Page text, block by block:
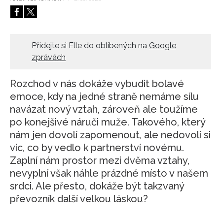
HOME
Přidejte si Elle do oblíbených na Google
zprávách
Rozchod v nás dokáže vybudit bolavé
emoce, kdy na jedné straně nemáme sílu
navázat nový vztah, zároveň ale toužíme
po konejšivé náruči muže. Takového, který
nám jen dovolí zapomenout, ale nedovolí si
víc, co by vedlo k partnerství novému.
Zaplní nám prostor mezi dvěma vztahy,
nevyplní však náhle prázdné místo v našem
srdci. Ale přesto, dokáže být takzvaný
převozník další velkou láskou?